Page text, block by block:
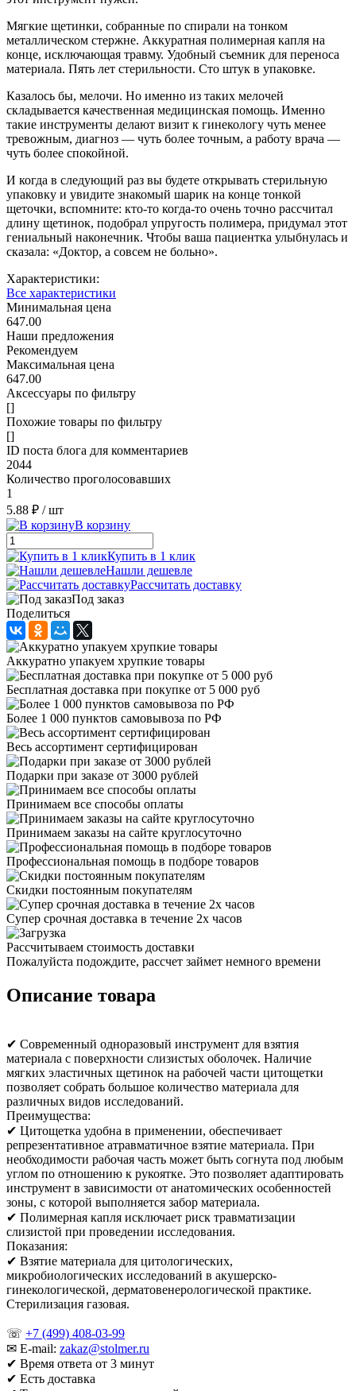
Мягкие щетинки, собранные по спирали на тонком
металлическом стержне. Аккуратная полимерная капля на
конце, исключающая травму. Удобный съемник для переноса
материала. Пять лет стерильности. Сто штук в упаковке.
Казалось бы, мелочи. Но именно из таких мелочей
складывается качественная медицинская помощь. Именно
такие инструменты делают визит к гинекологу чуть менее
тревожным, диагноз — чуть более точным, а работу врача —
чуть более спокойной.
И когда в следующий раз вы будете открывать стерильную
упаковку и увидите знакомый шарик на конце тонкой
щеточки, вспомните: кто-то когда-то очень точно рассчитал
длину щетинок, подобрал упругость полимера, придумал этот
гениальный наконечник. Чтобы ваша пациентка улыбнулась и
сказала: «Доктор, а совсем не больно».
Характеристики:
Все характеристики
Минимальная цена
647.00
Наши предложения
Рекомендуем
Максимальная цена
647.00
Аксессуары по фильтру
[]
Похожие товары по фильтру
[]
ID поста блога для комментариев
2044
Количество проголосовавших
1
5.88 ₽ / шт
В корзину
Купить в 1 клик
Нашли дешевле
Рассчитать доставку
Под заказ
Поделиться
Аккуратно упакуем хрупкие товары
Бесплатная доставка при покупке от 5 000 руб
Более 1 000 пунктов самовывоза по РФ
Весь ассортимент сертифицирован
Подарки при заказе от 3000 рублей
Принимаем все способы оплаты
Принимаем заказы на сайте круглосуточно
Профессиональная помощь в подборе товаров
Скидки постоянным покупателям
Супер срочная доставка в течение 2х часов
Рассчитываем стоимость доставки
Пожалуйста подождите, рассчет займет немного времени
Описание товара
✔ Современный одноразовый инструмент для взятия
материала с поверхности слизистых оболочек. Наличие
мягких эластичных щетинок на рабочей части цитощетки
позволяет собрать большое количество материала для
различных видов исследований.
Преимущества:
✔ Цитощетка удобна в применении, обеспечивает
репрезентативное атравматичное взятие материала. При
необходимости рабочая часть может быть согнута под любым
углом по отношению к рукоятке. Это позволяет адаптировать
инструмент в зависимости от анатомических особенностей
зоны, с которой выполняется забор материала.
✔ Полимерная капля исключает риск травматизации
слизистой при проведении исследования.
Показания:
✔ Взятие материала для цитологических,
микробиологических исследований в акушерско-
гинекологической, дерматовенерологической практике.
Стерилизация газовая.
☏ +7 (499) 408-03-99
✉ E-mail: zakaz@stolmer.ru
✔ Время ответа от 3 минут
✔ Есть доставка